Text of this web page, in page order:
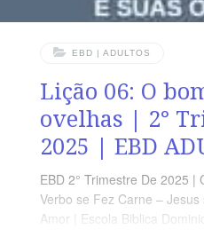
EBD | ADULTOS
Lição 06: O
ovelhas | 2°
2025 | EBD
EBD 2° Trimestre De 2025 |
Verbo se Fez Carne –
Amor | Escola Biblica